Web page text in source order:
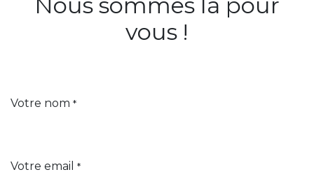
vous !
Votre nom *
Votre email *